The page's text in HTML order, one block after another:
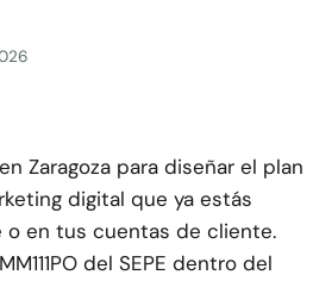
Zaragoza para diseñar el plan
digital que ya estás
en tus cuentas de cliente.
del SEPE dentro del